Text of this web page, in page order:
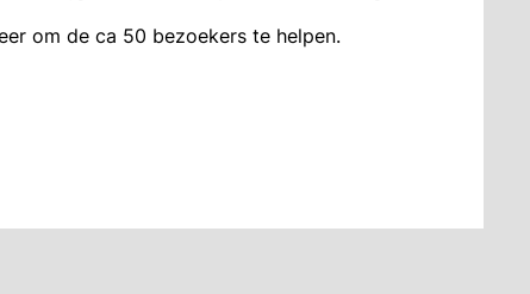
om de ca 50 bezoekers te helpen.